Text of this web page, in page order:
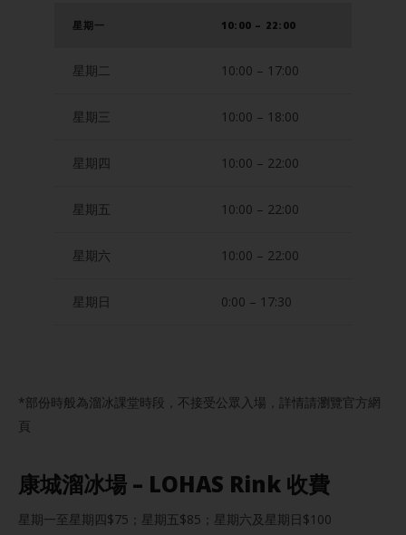
星期一 10:00 – 22:00
星期二 10:00 – 17:00
星期三 10:00 – 18:00
星期四 10:00 – 22:00
星期五 10:00 – 22:00
星期六 10:00 – 22:00
星期日 0:00 – 17:30
*部份時般為溜冰課堂時段，不接受公眾入場，詳情請瀏覽官方網
頁
康城溜冰場 – LOHAS Rink 收費
星期一至星期四$75；星期五$85；星期六及星期日$100